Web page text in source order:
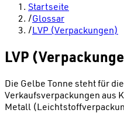
Startseite
/Glossar
/LVP (Verpackungen)
LVP
Die Gelbe Tonne steht für
Verkaufsverpackungen aus
Metall